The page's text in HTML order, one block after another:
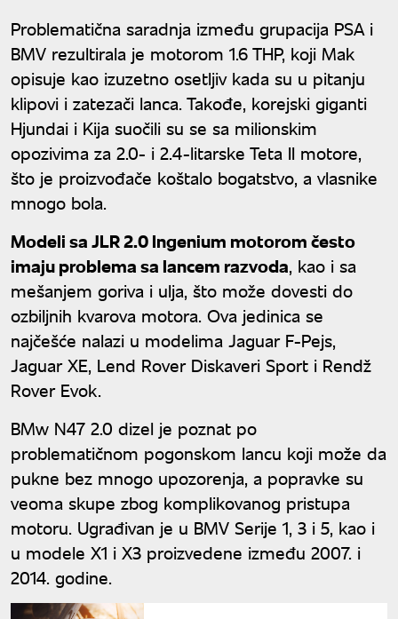
Problematična saradnja između grupacija PSA i
BMV rezultirala je motorom 1.6 THP, koji Mak
opisuje kao izuzetno osetljiv kada su u pitanju
klipovi i zatezači lanca. Takođe, korejski giganti
Hjundai i Kija suočili su se sa milionskim
opozivima za 2.0- i 2.4-litarske Teta II motore,
što je proizvođače koštalo bogatstvo, a vlasnike
mnogo bola.
Modeli sa JLR 2.0 Ingenium motorom često
imaju problema sa lancem razvoda, kao i sa
mešanjem goriva i ulja, što može dovesti do
ozbiljnih kvarova motora. Ova jedinica se
najčešće nalazi u modelima Jaguar F-Pejs,
Jaguar XE, Lend Rover Diskaveri Sport i Rendž
Rover Evok.
BMw N47 2.0 dizel je poznat po
problematičnom pogonskom lancu koji može da
pukne bez mnogo upozorenja, a popravke su
veoma skupe zbog komplikovanog pristupa
motoru. Ugrađivan je u BMV Serije 1, 3 i 5, kao i
u modele X1 i X3 proizvedene između 2007. i
2014. godine.